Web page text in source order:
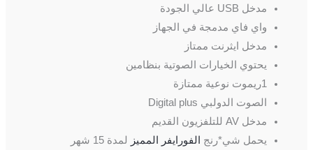
مدخل USB عالي الجودة
واي فاي مدمجة في الجهاز
مدخل ايثرنت ممتاز
يحتوي الخيارات الصوتية بنظامين
1ريموت نوعية ممتازة
الصوت الدولبي Digital plus
مدخل AV للتلفزيون القديم
يحمل شي*رنج
الفورايفر المميز لمدة 15 شهر